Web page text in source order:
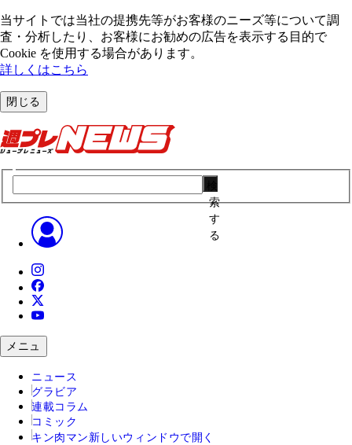
当サイトでは当社の提携先等がお客様のニーズ等について調
査・分析したり、お客様にお勧めの広告を表⽰する⽬的で
Cookie を使⽤する場合があります。
詳しくはこちら
閉じる
索
す
る
メニュ
ニュース
グラビア
連載コラム
コミック
キン肉マン 新しいウィンドウで開く